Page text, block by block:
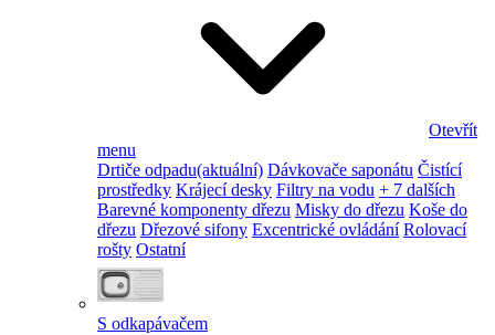
Otevřít
menu
Drtiče odpadu(aktuální) Dávkovače saponátu Čistící
prostředky Krájecí desky Filtry na vodu + 7 dalších
Barevné komponenty dřezu Misky do dřezu Koše do
dřezu Dřezové sifony Excentrické ovládání Rolovací
rošty Ostatní
S odkapávačem